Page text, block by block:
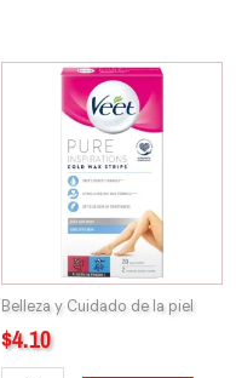
Belleza y Cuidado de la piel
$4.10
58299
HB27860
Sensitive
20ct
quantity